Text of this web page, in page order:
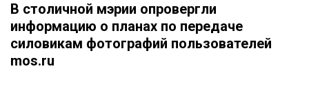
В столичной мэрии опровергли
информацию о планах по передаче
силовикам фотографий пользователей
mos.ru